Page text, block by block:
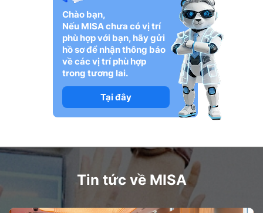
Chào bạn,
Nếu MISA chưa có vị trí
phù hợp với bạn, hãy gửi
hồ sơ để nhận thông báo
về các vị trí phù hợp
trong tương lai.
Tại đây
Tin tức về MISA